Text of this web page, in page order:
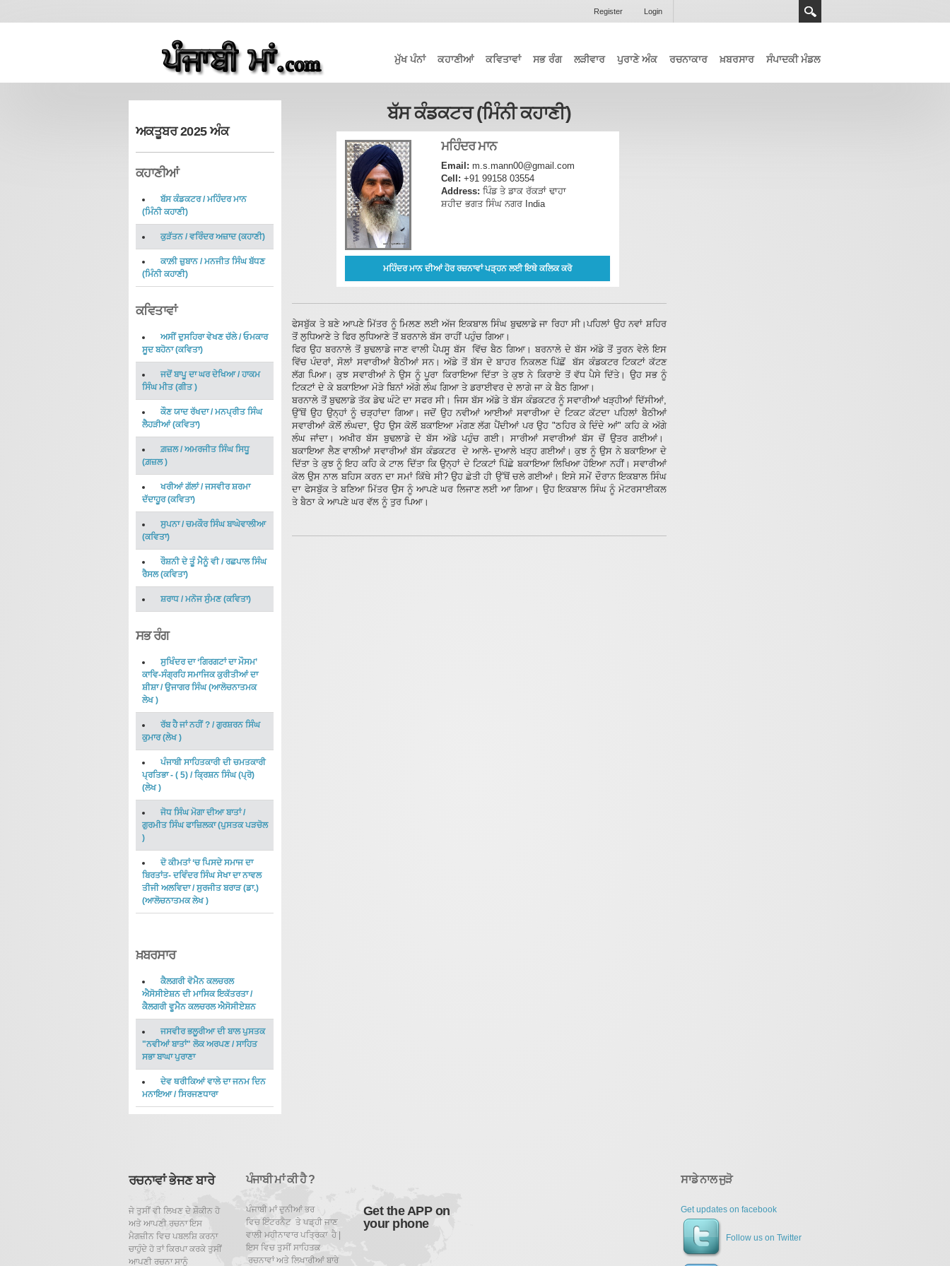
Register Login
ਮੁੱਖ ਪੰਨਾਂ ਕਹਾਣੀਆਂ ਕਵਿਤਾਵਾਂ ਸਭ ਰੰਗ ਲੜੀਵਾਰ ਪੁਰਾਣੇ ਅੰਕ ਰਚਨਾਕਾਰ ਖ਼ਬਰਸਾਰ ਸੰਪਾਦਕੀ ਮੰਡਲ
ਅਕਤੂਬਰ 2025 ਅੰਕ
ਕਹਾਣੀਆਂ
ਬੱਸ ਕੰਡਕਟਰ/ਮਹਿੰਦਰ ਮਾਨ
(ਮਿੰਨੀ ਕਹਾਣੀ)
ਕੁੜੱਤਨ/ ਵਰਿੰਦਰ ਅਜ਼ਾਦ(ਕਹਾਣੀ)
ਕਾਲ਼ੀ ਜ਼ੁਬਾਨ/ਮਨਜੀਤ ਸਿੰਘ ਬੱਧਣ
(ਮਿੰਨੀ ਕਹਾਣੀ)
ਕਵਿਤਾਵਾਂ
ਅਸੀਂ ਦੁਸਹਿਰਾ ਵੇਖਣ ਚੱਲੇ/ਓਮਕਾਰ
ਸੂਦ ਬਹੋਨਾ(ਕਵਿਤਾ)
ਜਦੋਂ ਬਾਪੂ ਦਾ ਘਰ ਦੇਖਿਆ/ ਹਾਕਮ
ਸਿੰਘ ਮੀਤ(ਗੀਤ)
ਕੌਣ ਯਾਦ ਰੱਖਦਾ/ਮਨਪ੍ਰੀਤ ਸਿੰਘ
ਲੈਹੜੀਆਂ(ਕਵਿਤਾ)
ਗ਼ਜ਼ਲ/ ਅਮਰਜੀਤ ਸਿੰਘ ਸਿਧੂ
(ਗ਼ਜ਼ਲ)
ਖਰੀਆਂ ਗੱਲਾਂ/ਜਸਵੀਰ ਸ਼ਰਮਾ
ਦੱਦਾਹੂਰ(ਕਵਿਤਾ)
ਸੁਪਨਾ/ ਚਮਕੌਰ ਸਿੰਘ ਬਾਘੇਵਾਲੀਆ
(ਕਵਿਤਾ)
ਰੌਸ਼ਨੀ ਦੇ ਤੂੰ ਮੈਨੂੰ ਵੀ/ਰਛਪਾਲ ਸਿੰਘ
ਰੈਸਲ(ਕਵਿਤਾ)
ਸ਼ਰਾਧ/ ਮਨੋਜ ਸੁੰਮਣ(ਕਵਿਤਾ)
ਸਭ ਰੰਗ
ਸੁਖਿੰਦਰ ਦਾ ‘ਗਿਰਗਟਾਂ ਦਾ ਮੌਸਮ’
ਕਾਵਿ-ਸੰਗ੍ਰਹਿ ਸਮਾਜਿਕ ਕੁਰੀਤੀਆਂ ਦਾ
ਸ਼ੀਸ਼ਾ/ਉਜਾਗਰ ਸਿੰਘ(ਆਲੋਚਨਾਤਮਕ
ਲੇਖ)
ਰੱਬ ਹੈ ਜਾਂ ਨਹੀਂ ? / ਗੁਰਸ਼ਰਨ ਸਿੰਘ
ਕੁਮਾਰ(ਲੇਖ)
ਪੰਜਾਬੀ ਸਾਹਿਤਕਾਰੀ ਦੀ ਚਮਤਕਾਰੀ
ਪ੍ਰਤਿਭਾ - ( 5) /ਕ੍ਰਿਸ਼ਨ ਸਿੰਘ (ਪ੍ਰੋ)
(ਲੇਖ)
ਜੋਧ ਸਿੰਘ ਮੋਗਾ ਦੀਆ ਬਾਤਾਂ/
ਗੁਰਮੀਤ ਸਿੰਘ ਫਾਜ਼ਿਲਕਾ(ਪੁਸਤਕ ਪੜਚੋਲ
)
ਦੋ ਕੀਮਤਾਂ ‘ਚ ਪਿਸਦੇ ਸਮਾਜ ਦਾ
ਬਿਰਤਾਂਤ- ਦਵਿੰਦਰ ਸਿੰਘ ਸੇਖਾ ਦਾ ਨਾਵਲ
ਤੀਜੀ ਅਲਵਿਦਾ/ਸੁਰਜੀਤ ਬਰਾੜ (ਡਾ.)
(ਆਲੋਚਨਾਤਮਕ ਲੇਖ)
ਖ਼ਬਰਸਾਰ
ਕੈਲਗਰੀ ਵੋਮੈਨ ਕਲਚਰਲ
ਐਸੋਸੀਏਸ਼ਨ ਦੀ ਮਾਸਿਕ ਇਕੱਤਰਤਾ/
ਕੈਲਗਰੀ ਵੂਮੈਨ ਕਲਚਰਲ ਐਸੋਸੀਏਸ਼ਨ
ਜਸਵੀਰ ਭਲੂਰੀਆ ਦੀ ਬਾਲ ਪੁਸਤਕ
"ਨਵੀਆਂ ਬਾਤਾਂ" ਲੋਕ ਅਰਪਣ/ ਸਾਹਿਤ
ਸਭਾ ਬਾਘਾ ਪੁਰਾਣਾ
ਦੇਵ ਥਰੀਕਿਆਂ ਵਾਲੇ ਦਾ ਜਨਮ ਦਿਨ
ਮਨਾਇਆ/ਸਿਰਜਣਧਾਰਾ
ਬੱਸ ਕੰਡਕਟਰ (ਮਿੰਨੀ ਕਹਾਣੀ)
ਮਹਿੰਦਰ ਮਾਨ
Email: m.s.mann00@gmail.com
Cell: +91 99158 03554
Address: ਪਿੰਡ ਤੇ ਡਾਕ ਰੱਕੜਾਂ ਢਾਹਾ
ਸ਼ਹੀਦ ਭਗਤ ਸਿੰਘ ਨਗਰ India
ਮਹਿੰਦਰ ਮਾਨ ਦੀਆਂ ਹੋਰ ਰਚਨਾਵਾਂ ਪੜ੍ਹਨ ਲਈ ਇਥੇ ਕਲਿਕ ਕਰੋ
ਫੇਸਬੁੱਕ ਤੇ ਬਣੇ ਆਪਣੇ ਮਿੱਤਰ ਨੂੰ ਮਿਲਣ ਲਈ ਅੱਜ ਇਕਬਾਲ ਸਿੰਘ ਬੁਢਲਾਡੇ ਜਾ ਰਿਹਾ ਸੀ।ਪਹਿਲਾਂ ਉਹ ਨਵਾਂ ਸ਼ਹਿਰ
ਤੋਂ ਲੁਧਿਆਣੇ ਤੇ ਫਿਰ ਲੁਧਿਆਣੇ ਤੋਂ ਬਰਨਾਲੇ ਬੱਸ ਰਾਹੀਂ ਪਹੁੰਚ ਗਿਆ।
ਫਿਰ ਉਹ ਬਰਨਾਲੇ ਤੋਂ ਬੁਢਲਾਡੇ ਜਾਣ ਵਾਲੀ ਪੈਪਸੂ ਬੱਸ ਵਿੱਚ ਬੈਠ ਗਿਆ। ਬਰਨਾਲੇ ਦੇ ਬੱਸ ਅੱਡੇ ਤੋਂ ਤੁਰਨ ਵੇਲੇ ਇਸ
ਵਿੱਚ ਪੰਦਰਾਂ, ਸੋਲਾਂ ਸਵਾਰੀਆਂ ਬੈਠੀਆਂ ਸਨ। ਅੱਡੇ ਤੋਂ ਬੱਸ ਦੇ ਬਾਹਰ ਨਿਕਲਣ ਪਿੱਛੋਂ ਬੱਸ ਕੰਡਕਟਰ ਟਿਕਟਾਂ ਕੱਟਣ
ਲੱਗ ਪਿਆ। ਕੁਝ ਸਵਾਰੀਆਂ ਨੇ ਉਸ ਨੂੰ ਪੂਰਾ ਕਿਰਾਇਆ ਦਿੱਤਾ ਤੇ ਕੁਝ ਨੇ ਕਿਰਾਏ ਤੋਂ ਵੱਧ ਪੈਸੇ ਦਿੱਤੇ। ਉਹ ਸਭ ਨੂੰ
ਟਿਕਟਾਂ ਦੇ ਕੇ ਬਕਾਇਆ ਮੋੜੇ ਬਿਨਾਂ ਅੱਗੇ ਲੰਘ ਗਿਆ ਤੇ ਡਰਾਈਵਰ ਦੇ ਲਾਗੇ ਜਾ ਕੇ ਬੈਠ ਗਿਆ।
ਬਰਨਾਲੇ ਤੋਂ ਬੁਢਲਾਡੇ ਤੱਕ ਡੇਢ ਘੰਟੇ ਦਾ ਸਫਰ ਸੀ। ਜਿਸ ਬੱਸ ਅੱਡੇ ਤੇ ਬੱਸ ਕੰਡਕਟਰ ਨੂੰ ਸਵਾਰੀਆਂ ਖੜ੍ਹੀਆਂ ਦਿੱਸੀਆਂ,
ਉੱਥੋਂ ਉਹ ਉਨ੍ਹਾਂ ਨੂੰ ਚੜ੍ਹਾਂਦਾ ਗਿਆ। ਜਦੋਂ ਉਹ ਨਵੀਆਂ ਆਈਆਂ ਸਵਾਰੀਆ ਦੇ ਟਿਕਟ ਕੱਟਦਾ ਪਹਿਲਾਂ ਬੈਠੀਆਂ
ਸਵਾਰੀਆਂ ਕੋਲੋਂ ਲੰਘਦਾ, ਉਹ ਉਸ ਕੋਲੋਂ ਬਕਾਇਆ ਮੰਗਣ ਲੱਗ ਪੈਂਦੀਆਂ ਪਰ ਉਹ "ਠਹਿਰ ਕੇ ਦਿੰਦੇ ਆਂ" ਕਹਿ ਕੇ ਅੱਗੇ
ਲੰਘ ਜਾਂਦਾ। ਅਖੀਰ ਬੱਸ ਬੁਢਲਾਡੇ ਦੇ ਬੱਸ ਅੱਡੇ ਪਹੁੰਚ ਗਈ। ਸਾਰੀਆਂ ਸਵਾਰੀਆਂ ਬੱਸ ਚੋਂ ਉਤਰ ਗਈਆਂ।
ਬਕਾਇਆ ਲੈਣ ਵਾਲੀਆਂ ਸਵਾਰੀਆਂ ਬੱਸ ਕੰਡਕਟਰ ਦੇ ਆਲੇ- ਦੁਆਲੇ ਖੜ੍ਹ ਗਈਆਂ। ਕੁਝ ਨੂੰ ਉਸ ਨੇ ਬਕਾਇਆ ਦੇ
ਦਿੱਤਾ ਤੇ ਕੁਝ ਨੂੰ ਇਹ ਕਹਿ ਕੇ ਟਾਲ ਦਿੱਤਾ ਕਿ ਉਨ੍ਹਾਂ ਦੇ ਟਿਕਟਾਂ ਪਿੱਛੇ ਬਕਾਇਆ ਲਿਖਿਆ ਹੋਇਆ ਨਹੀਂ। ਸਵਾਰੀਆਂ
ਕੋਲ ਉਸ ਨਾਲ ਬਹਿਸ ਕਰਨ ਦਾ ਸਮਾਂ ਕਿੱਥੇ ਸੀ? ਉਹ ਛੇਤੀ ਹੀ ਉੱਥੋਂ ਚਲੇ ਗਈਆਂ। ਇਸੇ ਸਮੇਂ ਦੌਰਾਨ ਇਕਬਾਲ ਸਿੰਘ
ਦਾ ਫੇਸਬੁੱਕ ਤੇ ਬਣਿਆ ਮਿੱਤਰ ਉਸ ਨੂੰ ਆਪਣੇ ਘਰ ਲਿਜਾਣ ਲਈ ਆ ਗਿਆ। ਉਹ ਇਕਬਾਲ ਸਿੰਘ ਨੂੰ ਮੋਟਰਸਾਈਕਲ
ਤੇ ਬੈਠਾ ਕੇ ਆਪਣੇ ਘਰ ਵੱਲ ਨੂੰ ਤੁਰ ਪਿਆ।
ਰਚਨਾਵਾਂ ਭੇਜਣ ਬਾਰੇ
ਜੇ ਤੁਸੀਂ ਵੀ ਲਿਖਣ ਦੇ ਸ਼ੌਕੀਨ ਹੋ
ਅਤੇ ਆਪਣੀ ਰਚਨਾ ਇਸ
ਮੈਗਜ਼ੀਨ ਵਿਚ ਪਬਲਸ਼ਿ ਕਰਨਾ
ਚਾਹੁੰਦੇ ਹੋ ਤਾਂ ਕਿਰਪਾ ਕਰਕੇ ਤੁਸੀਂ
ਆਪਣੀ ਰਚਨਾ ਸਾਨੂੰ
ਪੰਜਾਬੀ ਮਾਂ ਕੀ ਹੈ ?
ਪੰਜਾਬੀ ਮਾਂ ਦੁਨੀਆਂ ਭਰ
ਵਿਚ ਇੰਟਰਨੈਟ ਤੇ ਪਡ਼੍ਹੀ ਜਾਣ
ਵਾਲੀ ਮਹੀਨਾਵਾਰ ਪਤ੍ਰਿਕਾ ਹੈ |
ਇਸ ਵਿਚ ਤੁਸੀਂ ਸਾਹਿਤਕ
ਰਚਨਾਵਾਂ ਅਤੇ ਲਿਖਾਰੀਆਂ ਬਾਰੇ
Get the APP on
your phone
ਸਾਡੇ ਨਾਲ ਜੁੜੋ
Get updates on facebook
Follow us on Twitter